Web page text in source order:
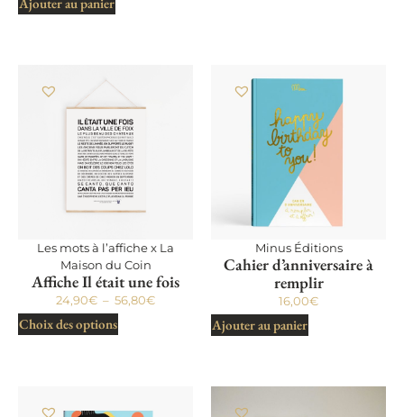
Les mots à l’affiche x La
Maison du Coin
Affiche Il était une fois
24,90€ – 56,80€
Choix des options
Minus Éditions
Cahier d’anniversaire à
remplir
16,00€
Ajouter au panier